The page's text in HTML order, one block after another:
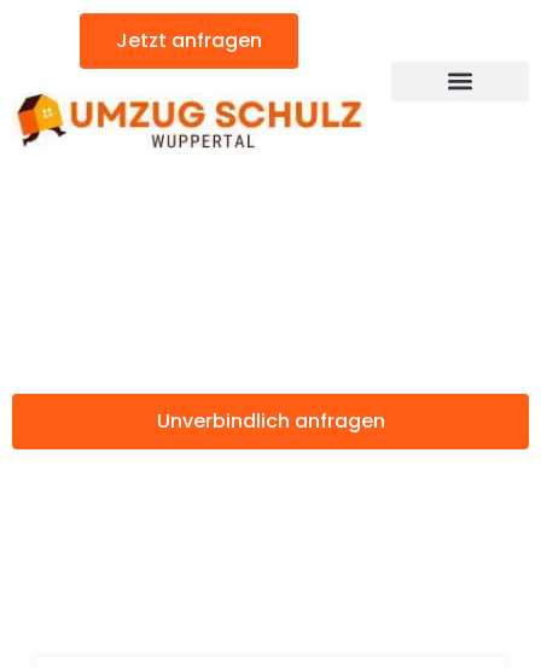
Jetzt anfragen
Unverbindlich anfragen